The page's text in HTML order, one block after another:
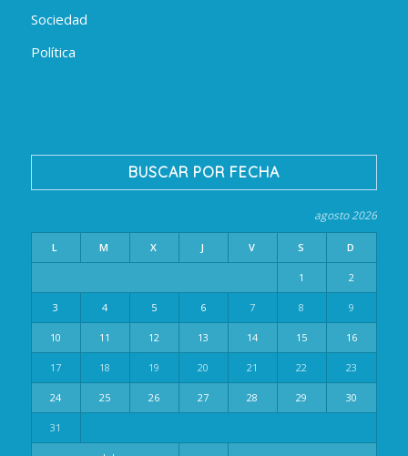
Sociedad
Política
BUSCAR POR FECHA
agosto 2026
L M X J V S D
1 2
3 4 5 6 7 8 9
10 11 12 13 14 15 16
17 18 19 20 21 22 23
24 25 26 27 28 29 30
31